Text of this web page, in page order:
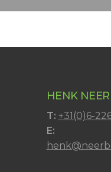
HENK
T: +31(0)6-
E: